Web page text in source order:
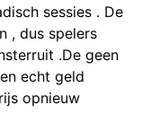
sessies . De
, dus spelers
.De geen
echt geld
opnieuw